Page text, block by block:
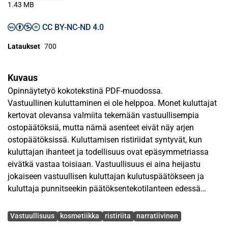
1.43 MB
CC BY-NC-ND 4.0
Lataukset 700
Kuvaus
Opinnäytetyö kokotekstinä PDF-muodossa.
Vastuullinen kuluttaminen ei ole helppoa. Monet kuluttajat
kertovat olevansa valmiita tekemään vastuullisempia
ostopäätöksiä, mutta nämä asenteet eivät näy arjen
ostopäätöksissä. Kuluttamisen ristiriidat syntyvät, kun
kuluttajan ihanteet ja todellisuus ovat epäsymmetriassa
eivätkä vastaa toisiaan. Vastuullisuus ei aina heijastu
jokaiseen vastuullisen kuluttajan kulutuspäätökseen ja
kuluttaja punnitseekin päätöksentekotilanteen edessä
merkitysten sekä niihin liittyvien käytäntöjen tasolla, jolloin
Avainsanat
Vastuullisuus kosmetiikka ristiriita narratiivinen